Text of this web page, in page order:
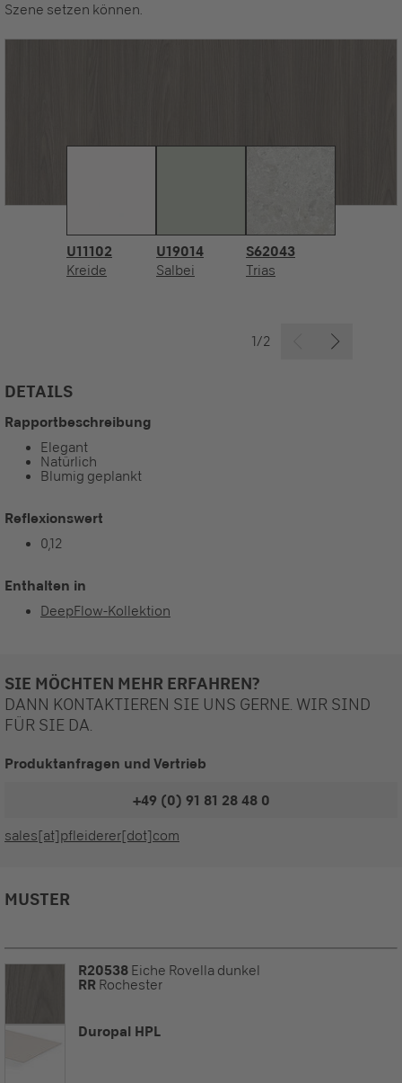
Szene setzen können.
U11102
Kreide
U19014
Salbei
S62043
Trias
1/2
DETAILS
Rapportbeschreibung
Elegant
Natürlich
Blumig geplankt
Reflexionswert
0,12
Enthalten in
DeepFlow-Kollektion
SIE MÖCHTEN MEHR ERFAHREN?
DANN KONTAKTIEREN SIE UNS GERNE. WIR SIND
FÜR SIE DA.
Produktanfragen und Vertrieb
+49 (0) 91 81 28 48 0
sales[at]pfleiderer[dot]com
MUSTER
R20538 Eiche Rovella dunkel
RR Rochester
Duropal HPL